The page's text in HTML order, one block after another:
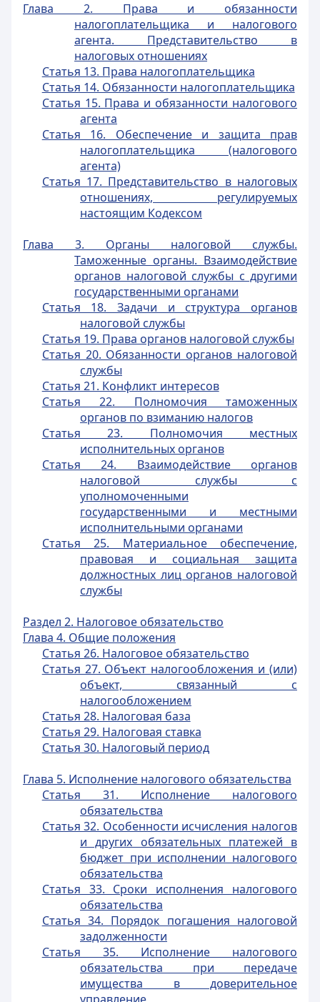
Глава 2. Права и обязанности
налогоплательщика и налогового
агента. Представительство в
налоговых отношениях
Статья 13. Права налогоплательщика
Статья 14. Обязанности налогоплательщика
Статья 15. Права и обязанности налогового
агента
Статья 16. Обеспечение и защита прав
налогоплательщика (налогового
агента)
Статья 17. Представительство в налоговых
отношениях, регулируемых
настоящим Кодексом
Глава 3. Органы налоговой службы.
Таможенные органы. Взаимодействие
органов налоговой службы с другими
государственными органами
Статья 18. Задачи и структура органов
налоговой службы
Статья 19. Права органов налоговой службы
Статья 20. Обязанности органов налоговой
службы
Статья 21. Конфликт интересов
Статья 22. Полномочия таможенных
органов по взиманию налогов
Статья 23. Полномочия местных
исполнительных органов
Статья 24. Взаимодействие органов
налоговой службы с
уполномоченными
государственными и местными
исполнительными органами
Статья 25. Материальное обеспечение,
правовая и социальная защита
должностных лиц органов налоговой
службы
Раздел 2. Налоговое обязательство
Глава 4. Общие положения
Статья 26. Налоговое обязательство
Статья 27. Объект налогообложения и (или)
объект, связанный с
налогообложением
Статья 28. Налоговая база
Статья 29. Налоговая ставка
Статья 30. Налоговый период
Глава 5. Исполнение налогового обязательства
Статья 31. Исполнение налогового
обязательства
Статья 32. Особенности исчисления налогов
и других обязательных платежей в
бюджет при исполнении налогового
обязательства
Статья 33. Сроки исполнения налогового
обязательства
Статья 34. Порядок погашения налоговой
задолженности
Статья 35. Исполнение налогового
обязательства при передаче
имущества в доверительное